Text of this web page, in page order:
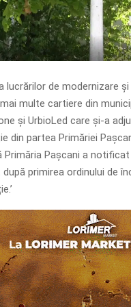
lucrărilor de modernizare
multe cartiere din
și UrbioLed care și-a
din partea Primăriei
Primăria Pașcani a
primirea ordinului de